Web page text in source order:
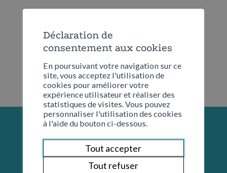
Déclaration de
consentement aux cookies
En poursuivant votre navigation sur ce
site, vous acceptez l'utilisation de
cookies pour améliorer votre
expérience utilisateur et réaliser des
statistiques de visites. Vous pouvez
personnaliser l'utilisation des cookies
à l'aide du bouton ci-dessous.
Tout accepter
Tout refuser